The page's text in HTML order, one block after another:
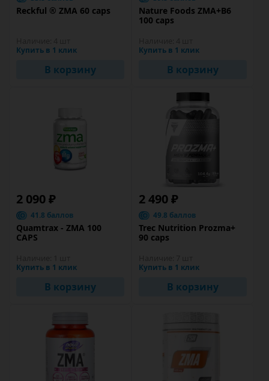
Reckful ® ZMA 60 caps
Купить в 1 клик
В корзину
Nature Foods ZMA+B6
100 caps
Купить в 1 клик
В корзину
2 090 ₽
41.8 баллов
Quamtrax - ZMA 100
CAPS
Купить в 1 клик
В корзину
2 490 ₽
49.8 баллов
Trec Nutrition Prozma+
90 caps
Купить в 1 клик
В корзину